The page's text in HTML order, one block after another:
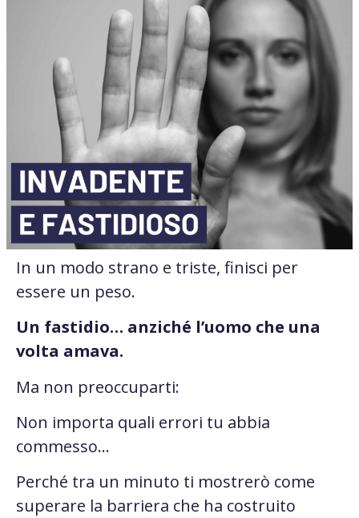
In un modo strano e triste, finisci per
essere un peso.
Un fastidio… anziché l’uomo che una
volta amava.
Ma non preoccuparti:
Non importa quali errori tu abbia
commesso…
Perché tra un minuto ti mostrerò come
superare la barriera che ha costruito